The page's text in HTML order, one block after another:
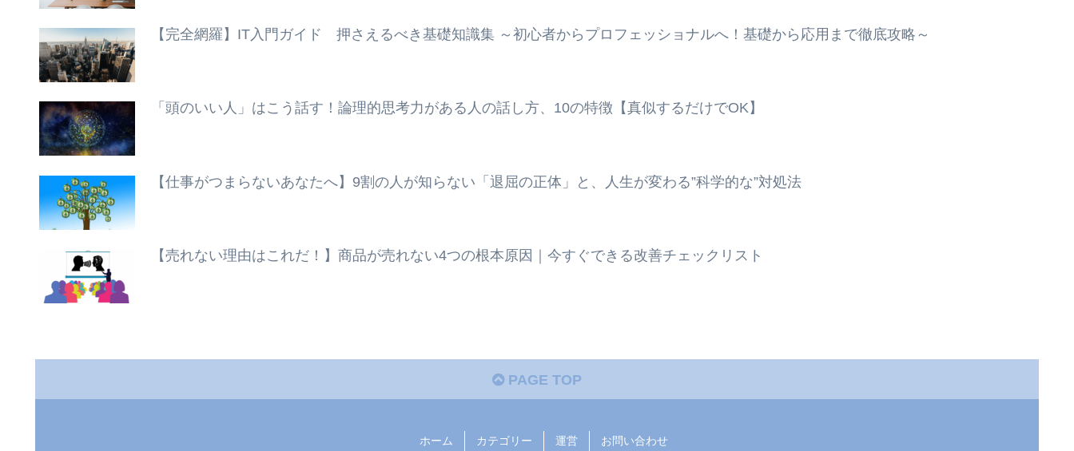
【完全網羅】IT入門ガイド 押さえるべき基礎知識集 ～初心者からプロフェッショナルへ！基礎から応用まで徹底攻略～
「頭のいい人」はこう話す！論理的思考力がある人の話し方、10の特徴【真似するだけでOK】
【仕事がつまらないあなたへ】9割の人が知らない「退屈の正体」と、人生が変わる”科学的な”対処法
【売れない理由はこれだ！】商品が売れない4つの根本原因｜今すぐできる改善チェックリスト
PAGE TOP
ホーム カテゴリー 運営 お問い合わせ